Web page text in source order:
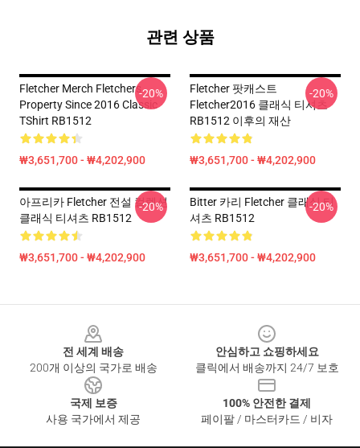
관련 상품
Fletcher Merch Fletchers
Property Since 2016 Classic
TShirt RB1512
₩3,651,700 - ₩4,202,900
-20%
Fletcher 팟캐스트
Fletcher2016 클래식 티셔츠
RB1512 이후의 재산
₩3,651,700 - ₩4,202,900
-20%
아프리카 Fletcher 전설 컬렉션
클래식 티셔츠 RB1512
₩3,651,700 - ₩4,202,900
-20%
Bitter 카리 Fletcher 클래식 티
셔츠 RB1512
₩3,651,700 - ₩4,202,900
-20%
전 세계 배송
200개 이상의 국가로 배송
안심하고 쇼핑하세요
클릭에서 배송까지 24/7 보호
국제 보증
사용 국가에서 제공
100% 안전한 결제
페이팔 / 마스터카드 / 비자